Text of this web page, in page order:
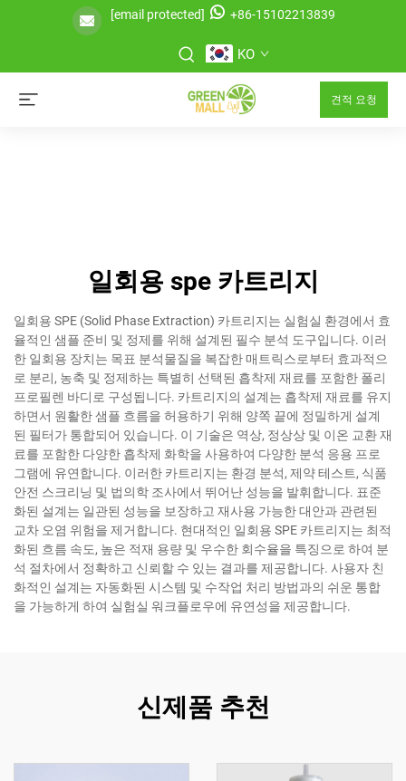
[email protected] +86-15102213839
KO
견적 요청
일회용 spe 카트리지
일회용 SPE (Solid Phase Extraction) 카트리지는 실험실 환경에서 효
율적인 샘플 준비 및 정제를 위해 설계된 필수 분석 도구입니다. 이러
한 일회용 장치는 목표 분석물질을 복잡한 매트릭스로부터 효과적으
로 분리, 농축 및 정제하는 특별히 선택된 흡착제 재료를 포함한 폴리
프로필렌 바디로 구성됩니다. 카트리지의 설계는 흡착제 재료를 유지
하면서 원활한 샘플 흐름을 허용하기 위해 양쪽 끝에 정밀하게 설계
된 필터가 통합되어 있습니다. 이 기술은 역상, 정상상 및 이온 교환 재
료를 포함한 다양한 흡착제 화학을 사용하여 다양한 분석 응용 프로
그램에 유연합니다. 이러한 카트리지는 환경 분석, 제약 테스트, 식품
안전 스크리닝 및 법의학 조사에서 뛰어난 성능을 발휘합니다. 표준
화된 설계는 일관된 성능을 보장하고 재사용 가능한 대안과 관련된
교차 오염 위험을 제거합니다. 현대적인 일회용 SPE 카트리지는 최적
화된 흐름 속도, 높은 적재 용량 및 우수한 회수율을 특징으로 하여 분
석 절차에서 정확하고 신뢰할 수 있는 결과를 제공합니다. 사용자 친
화적인 설계는 자동화된 시스템 및 수작업 처리 방법과의 쉬운 통합
을 가능하게 하여 실험실 워크플로우에 유연성을 제공합니다.
신제품 추천